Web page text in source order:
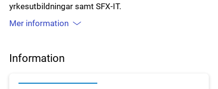
yrkesutbildningar samt SFX-IT.
Mer information
Information